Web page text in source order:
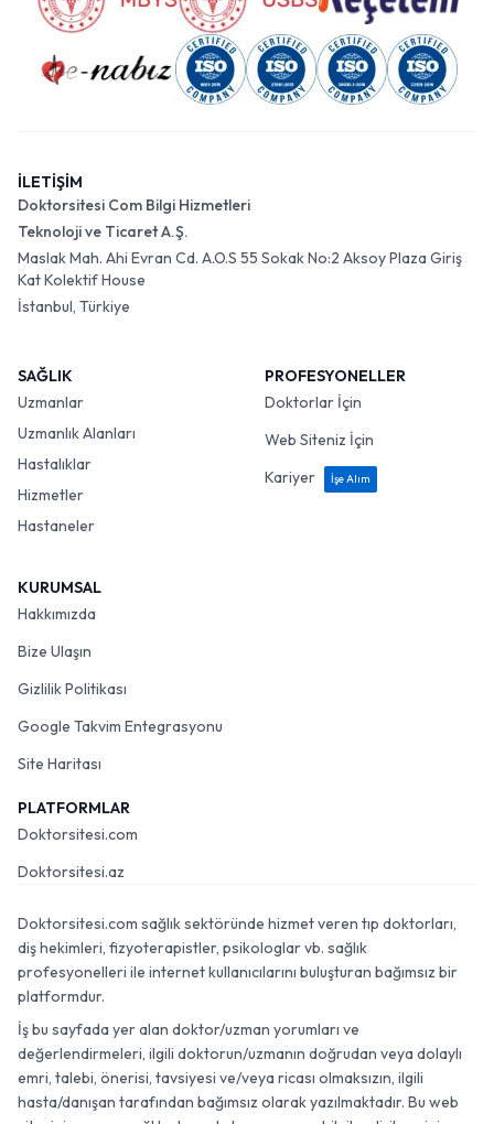
İLETİŞİM
Doktorsitesi Com Bilgi Hizmetleri
Teknoloji ve Ticaret A.Ş.
Maslak Mah. Ahi Evran Cd. A.O.S 55 Sokak No:2 Aksoy Plaza Giriş
Kat Kolektif House
İstanbul, Türkiye
SAĞLIK
Uzmanlar
Uzmanlık Alanları
Hastalıklar
Hizmetler
Hastaneler
PROFESYONELLER
Doktorlar İçin
Web Siteniz İçin
Kariyer
İşe Alım
KURUMSAL
Hakkımızda
Bize Ulaşın
Gizlilik Politikası
Google Takvim Entegrasyonu
Site Haritası
PLATFORMLAR
Doktorsitesi.com
Doktorsitesi.az
Doktorsitesi.com sağlık sektöründe hizmet veren tıp doktorları,
diş hekimleri, fizyoterapistler, psikologlar vb. sağlık
profesyonelleri ile internet kullanıcılarını buluşturan bağımsız bir
platformdur.
İş bu sayfada yer alan doktor/uzman yorumları ve
değerlendirmeleri, ilgili doktorun/uzmanın doğrudan veya dolaylı
emri, talebi, önerisi, tavsiyesi ve/veya ricası olmaksızın, ilgili
hasta/danışan tarafından bağımsız olarak yazılmaktadır. Bu web